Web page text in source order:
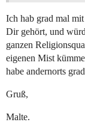
Ich hab grad mal
Dir gehört, und
ganzen
eigenen Mist
habe andernorts
Gruß,
Malte.